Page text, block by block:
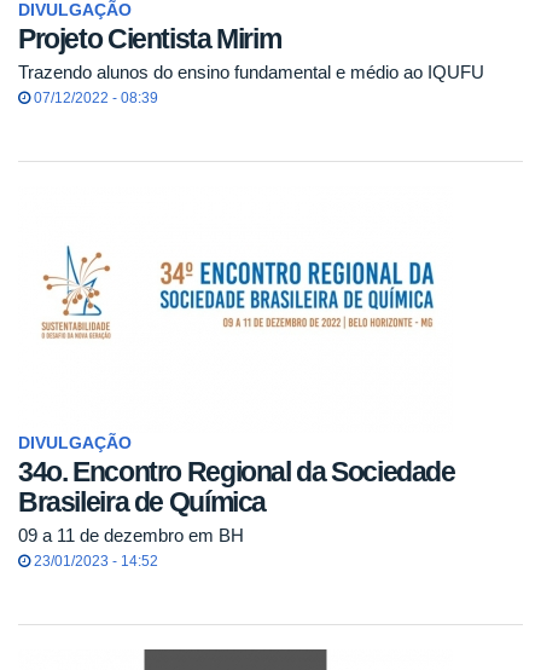
DIVULGAÇÃO
Projeto Cientista Mirim
Trazendo alunos do ensino fundamental e médio ao IQUFU
07/12/2022 - 08:39
DIVULGAÇÃO
34o. Encontro Regional da Sociedade
Brasileira de Química
09 a 11 de dezembro em BH
23/01/2023 - 14:52